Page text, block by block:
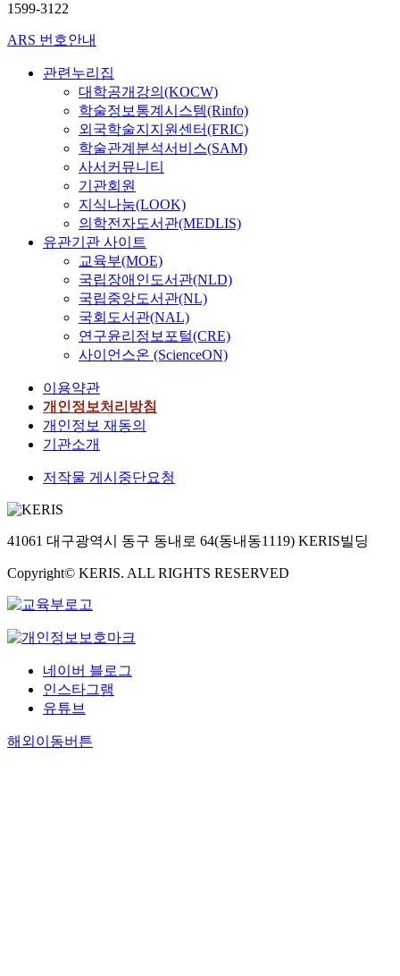
1599-3122
ARS 번호안내
관련누리집
대학공개강의(KOCW)
학술정보통계시스템(Rinfo)
외국학술지지원센터(FRIC)
학술관계분석서비스(SAM)
사서커뮤니티
기관회원
지식나눔(LOOK)
의학전자도서관(MEDLIS)
유관기관 사이트
교육부(MOE)
국립장애인도서관(NLD)
국립중앙도서관(NL)
국회도서관(NAL)
연구윤리정보포털(CRE)
사이언스온 (ScienceON)
이용약관
개인정보처리방침
개인정보 재동의
기관소개
저작물 게시중단요청
41061 대구광역시 동구 동내로 64(동내동1119) KERIS빌딩
Copyright© KERIS. ALL RIGHTS RESERVED
네이버 블로그
인스타그램
유튜브
해외이동버튼